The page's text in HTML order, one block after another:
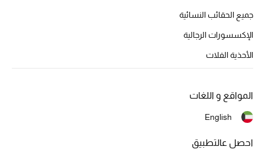
الأحذية الرجالية
أحذية للأطفال
تسوقوا الأحذية
جميع الحقائب النسائية
الإكسسورات الرجالية
الأحذية الفلات
المواقع و اللغات
English
احصل عالتطبيق